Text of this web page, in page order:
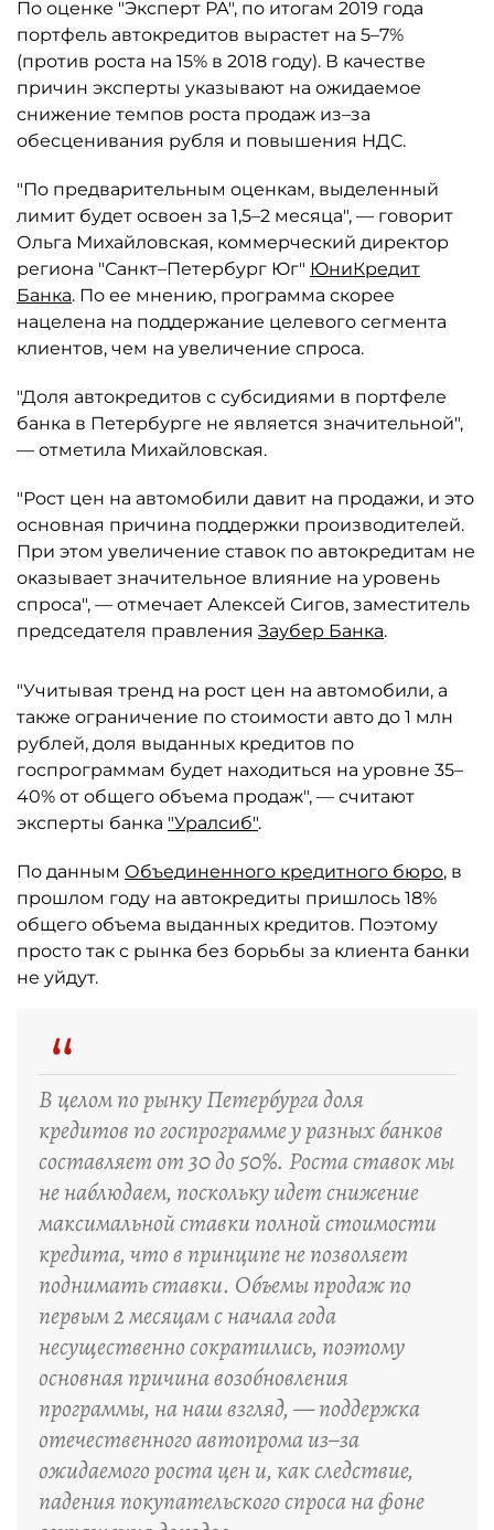
По оценке "Эксперт РА", по итогам 2019 года
портфель автокредитов вырастет на 5–7%
(против роста на 15% в 2018 году). В качестве
причин эксперты указывают на ожидаемое
снижение темпов роста продаж из–за
обесценивания рубля и повышения НДС.
"По предварительным оценкам, выделенный
лимит будет освоен за 1,5–2 месяца", — говорит
Ольга Михайловская, коммерческий директор
региона "Санкт–Петербург Юг" ЮниКредит
Банка. По ее мнению, программа скорее
нацелена на поддержание целевого сегмента
клиентов, чем на увеличение спроса.
"Доля автокредитов с субсидиями в портфеле
банка в Петербурге не является значительной",
— отметила Михайловская.
"Рост цен на автомобили давит на продажи, и это
основная причина поддержки производителей.
При этом увеличение ставок по автокредитам не
оказывает значительное влияние на уровень
спроса", — отмечает Алексей Сигов, заместитель
председателя правления Заубер Банка.
"Учитывая тренд на рост цен на автомобили, а
также ограничение по стоимости авто до 1 млн
рублей, доля выданных кредитов по
госпрограммам будет находиться на уровне 35–
40% от общего объема продаж", — считают
эксперты банка "Уралсиб".
По данным Объединенного кредитного бюро, в
прошлом году на автокредиты пришлось 18%
общего объема выданных кредитов. Поэтому
просто так с рынка без борьбы за клиента банки
не уйдут.
“
В целом по рынку Петербурга доля
кредитов по госпрограмме у разных банков
составляет от 30 до 50%. Роста ставок мы
не наблюдаем, поскольку идет снижение
максимальной ставки полной стоимости
кредита, что в принципе не позволяет
поднимать ставки. Объемы продаж по
первым 2 месяцам с начала года
несущественно сократились, поэтому
основная причина возобновления
программы, на наш взгляд, — поддержка
отечественного автопрома из–за
ожидаемого роста цен и, как следствие,
падения покупательского спроса на фоне